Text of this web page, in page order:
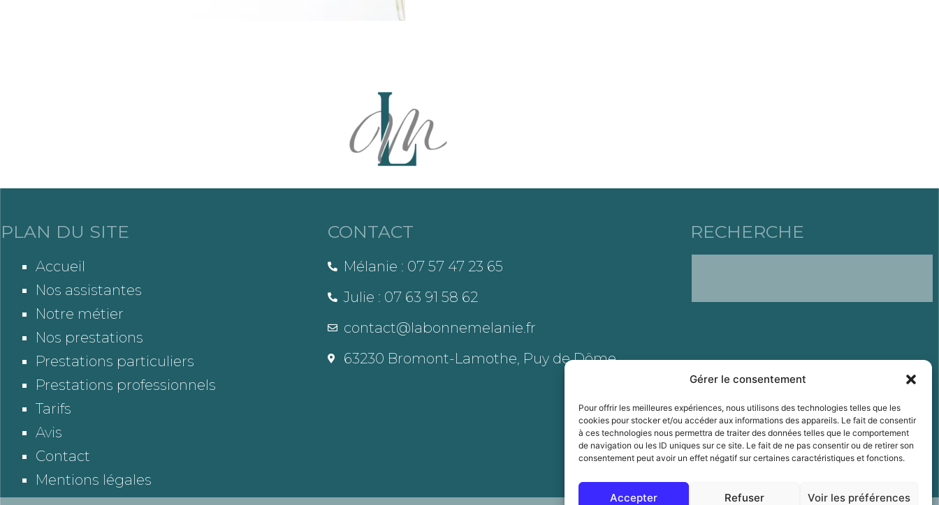
Gérer le consentement
Pour offrir les meilleures expériences, nous utilisons des technologies telles que les
cookies pour stocker et/ou accéder aux informations des appareils. Le fait de consentir
à ces technologies nous permettra de traiter des données telles que le comportement
de navigation ou les ID uniques sur ce site. Le fait de ne pas consentir ou de retirer son
consentement peut avoir un effet négatif sur certaines caractéristiques et fonctions.
Accepter Refuser Voir les préférences
PLAN DU SITE
Accueil
Nos assistantes
Notre métier
Nos prestations
Prestations particuliers
Prestations professionnels
Tarifs
Avis
Contact
Mentions légales
CONTACT
Mélanie : 07 57 47 23 65
Julie : 07 63 91 58 62
contact@labonnemelanie.fr
63230 Bromont-Lamothe, Puy de Dôme
RECHERCHE